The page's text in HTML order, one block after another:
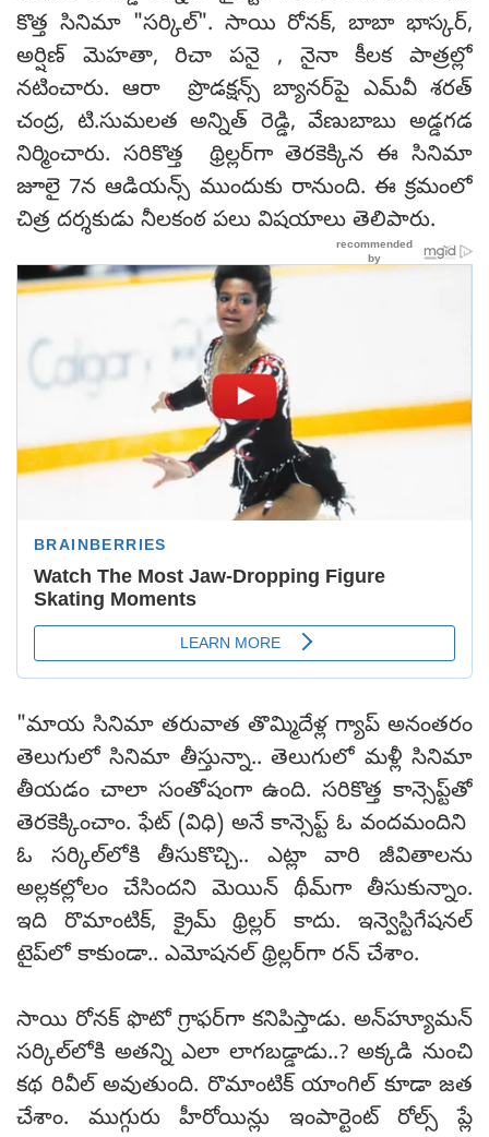
కొత్త సినిమా "సర్కిల్". సాయి రోనక్, బాబా భాస్కర్,
అర్షిణ్‌ మెహతా, రిచా పనై , నైనా కీలక పాత్రల్లో
నటించారు. ఆరా ప్రొడక్షన్స్ బ్యానర్‌పై ఎమ్‌వీ శరత్
చంద్ర, టి.సుమలత అన్నిత్ రెడ్డి, వేణుబాబు అడ్డగడ
నిర్మించారు. సరికొత్త థ్రిల్లర్‌గా తెరకెక్కిన ఈ సినిమా
జూలై 7న ఆడియన్స్ ముందుకు రానుంది. ఈ క్రమంలో
చిత్ర దర్శకుడు నీలకంఠ పలు విషయాలు తెలిపారు.
"మాయ సినిమా తరువాత తొమ్మిదేళ్ల గ్యాప్ అనంతరం
తెలుగులో సినిమా తీస్తున్నా.. తెలుగులో మళ్లీ సినిమా
తీయడం చాలా సంతోషంగా ఉంది. సరికొత్త కాన్సెప్ట్‌తో
తెరకెక్కించాం. ఫేట్ (విధి) అనే కాన్సెప్ట్ ఓ వందమందిని
ఓ సర్కిల్‌లోకి తీసుకొచ్చి.. ఎట్లా వారి జీవితాలను
అల్లకల్లోలం చేసిందని మెయిన్ థీమ్‌గా తీసుకున్నాం.
ఇది రొమాంటిక్, క్రైమ్ థ్రిల్లర్ కాదు. ఇన్వెస్టిగేషనల్
టైప్‌లో కాకుండా.. ఎమోషనల్ థ్రిల్లర్‌గా రన్ చేశాం.
సాయి రోనక్ ఫొటో గ్రాఫర్‌గా కనిపిస్తాడు. అన్‌హ్యూమన్
సర్కిల్‌లోకి అతన్ని ఎలా లాగబడ్డాడు..? అక్కడి నుంచి
కథ రివీల్ అవుతుంది. రొమాంటిక్ యాంగిల్ కూడా జత
చేశాం. ముగ్గురు హీరోయిన్లు ఇంపార్టెంట్ రోల్స్ ప్లే